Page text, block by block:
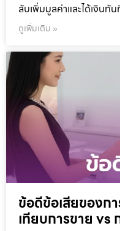
ลับเพิ่มมูลค่าและได้เงินทั
ดูเพิ่มเติม »
ข้อดีข้อเสียของก
เทียบการขาย vs